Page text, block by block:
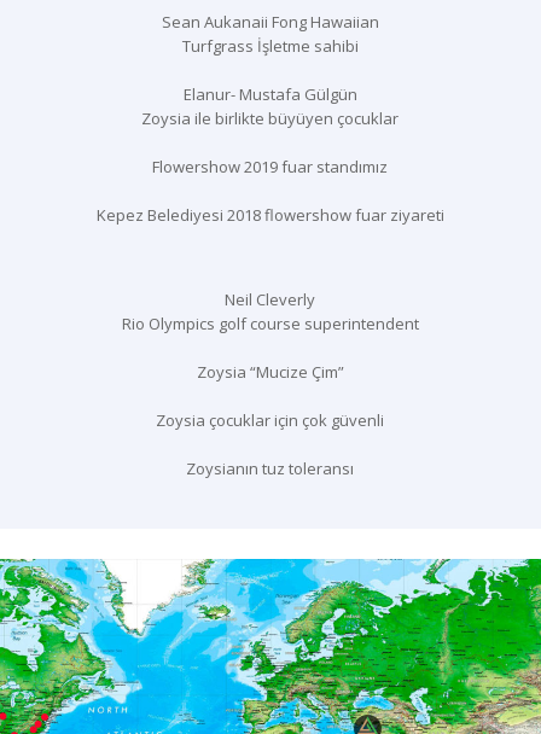
Sean Aukanaii Fong Hawaiian
Turfgrass İşletme sahibi
Elanur- Mustafa Gülgün
Zoysia ile birlikte büyüyen çocuklar
Flowershow 2019 fuar standımız
Kepez Belediyesi 2018 flowershow fuar ziyareti
Neil Cleverly
Rio Olympics golf course superintendent
Zoysia “Mucize Çim”
Zoysia çocuklar için çok güvenli
Zoysianın tuz toleransı